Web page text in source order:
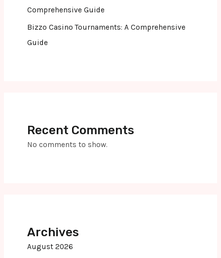
Comprehensive Guide
Bizzo Casino Tournaments: A Comprehensive
Guide
Recent Comments
No comments to show.
Archives
August 2026